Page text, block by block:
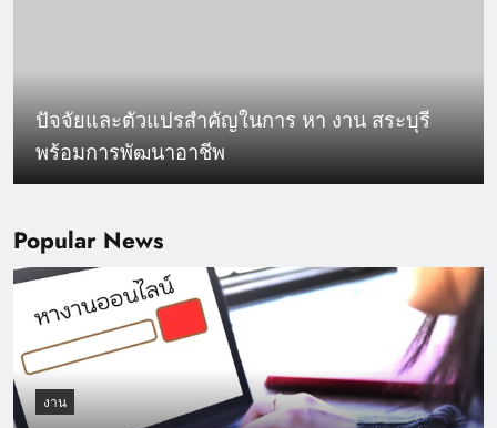
Popular News
งาน
ปัจจัยและตัวแปรสำคัญในการ หา งาน สระบุรี
พร้อมการพัฒนาอาชีพ